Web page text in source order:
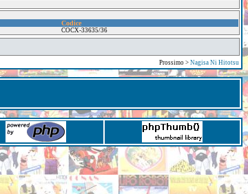
Codice
COCX-33635/36
Prossimo > Nagisa Ni Hitotsu